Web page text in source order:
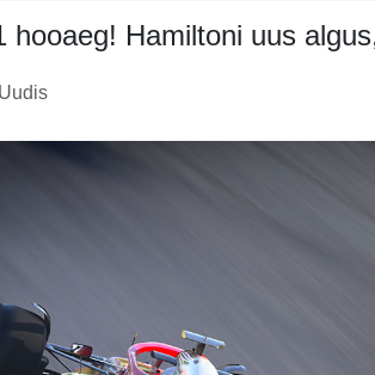
hooaeg! Hamiltoni uus
Uudis